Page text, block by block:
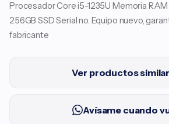
Procesador Core i5-1235U Memoria
256GB SSD Serial no. Equipo nuevo,
fabricante
Ver productos
Avísame cuando